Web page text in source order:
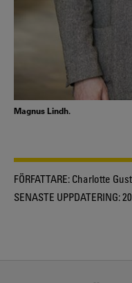
Magnus Lindh.
FÖRFATTARE: Charlotte
SENASTE UPPDATERING: